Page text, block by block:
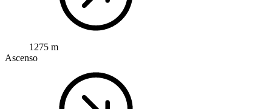
1275 m
Ascenso